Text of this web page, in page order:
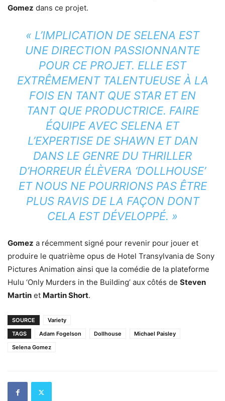
Gomez dans ce projet.
« L’IMPLICATION DE SELENA EST
UNE DIRECTION PASSIONNANTE
POUR CE PROJET. ELLE EST
EXTRÊMEMENT TALENTUEUSE À LA
FOIS EN TANT QUE STAR ET EN
TANT QUE PRODUCTRICE. FAIRE
ÉQUIPE AVEC SELENA ET
L’EXPERTISE DE SHAWN ET DAN
DANS LE GENRE DU THRILLER
D’HORREUR ÉLÈVERA ‘DOLLHOUSE’
ET NOUS NE POURRIONS PAS ÊTRE
PLUS RAVIS DE LA FAÇON DONT
CELA EST DÉVELOPPÉ. »
Gomez a récemment signé pour revenir pour jouer et
produire le quatrième opus de Hotel Transylvania de Sony
Pictures Animation ainsi que la comédie de la plateforme
Hulu ‘Only Murders in the Building’ aux côtés de Steven
Martin et Martin Short.
SOURCE
Variety
TAGS
Adam Fogelson Dollhouse
Michael Paisley
Selena Gomez